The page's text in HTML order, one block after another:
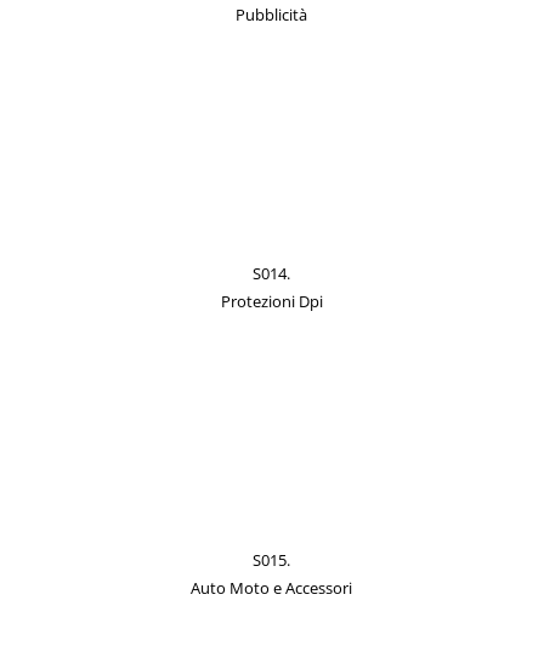
Pubblicità
S014.
Protezioni Dpi
S015.
Auto Moto e Accessori